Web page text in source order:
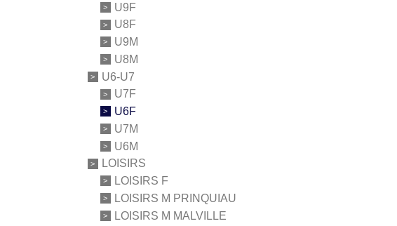
U9F
U8F
U9M
U8M
U6-U7
U7F
U6F
U7M
U6M
LOISIRS
LOISIRS F
LOISIRS M PRINQUIAU
LOISIRS M MALVILLE